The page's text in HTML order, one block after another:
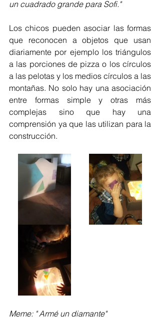
un cuadrado grande para Sofi."
Los chicos pueden asociar las formas
que reconocen a objetos que usan
diariamente por ejemplo los triángulos
a las porciones de pizza o los círculos
a las pelotas y los medios círculos a las
montañas. No solo hay una asociación
entre formas simple y otras más
complejas sino que hay una
comprensión ya que las utilizan para la
construcción.
Meme: " Armé un diamante"